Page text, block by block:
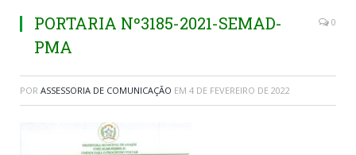
PORTARIA Nº3185-2021-SEMAD-
PMA
0
POR ASSESSORIA DE COMUNICAÇÃO EM 4 DE FEVEREIRO DE 2022